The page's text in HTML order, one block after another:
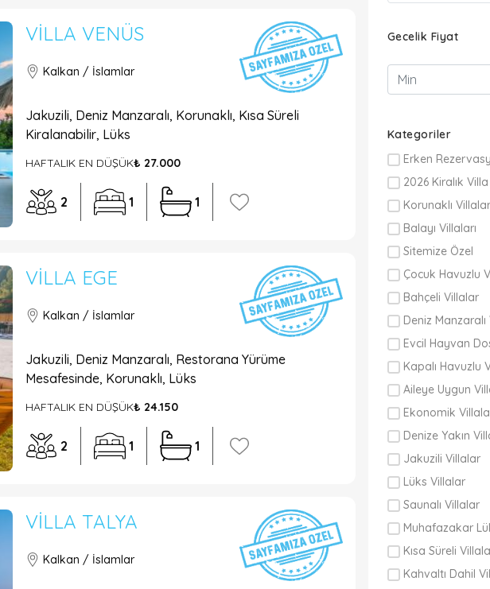
VILLA VENÜS
Kalkan / İslamlar
Jakuzili, Deniz Manzaralı, Korunaklı, Kısa Süreli
Kiralanabilir, Lüks
HAFTALIK EN DÜŞÜK₺ 27.000
2 1 1
VILLA EGE
Kalkan / İslamlar
Jakuzili, Deniz Manzaralı, Restorana Yürüme
Mesafesinde, Korunaklı, Lüks
HAFTALIK EN DÜŞÜK₺ 24.150
2 1 1
VILLA TALYA
Kalkan / İslamlar
Gecelik Fiyat
Kategoriler
Erken
2026 Kiralık Villa
Korunaklı Villalar
Balayı Villaları
Sitemize Özel
Çocuk Havuzlu
Bahçeli Villalar
Deniz
Evcil Hayvan
Kapalı Havuzlu
Aileye Uygun
Ekonomik
Denize Yakın
Jakuzili Villalar
Lüks Villalar
Saunalı Villalar
Muhafazakar
Kısa Süreli
Kahvaltı Dahil